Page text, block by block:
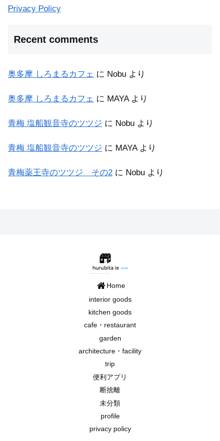
Privacy Policy
Recent comments
奥多摩 しろまるカフェ に Nobu より
奥多摩 しろまるカフェ に MAYAより
青梅 塩船観音寺のツツジ に Nobu より
青梅 塩船観音寺のツツジ に MAYAより
青梅薬王寺のツツジ その2 に Nobu より
Home
interior goods
kitchen goods
cafe・restaurant
garden
architecture・facility
trip
便利アプリ
断捨離
未分類
profile
privacy policy